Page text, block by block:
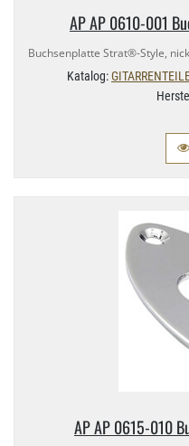
AP AP 0610-​001
Buchsenplatte Strat®-​Style,
Katalog:
AP AP 0615-​010